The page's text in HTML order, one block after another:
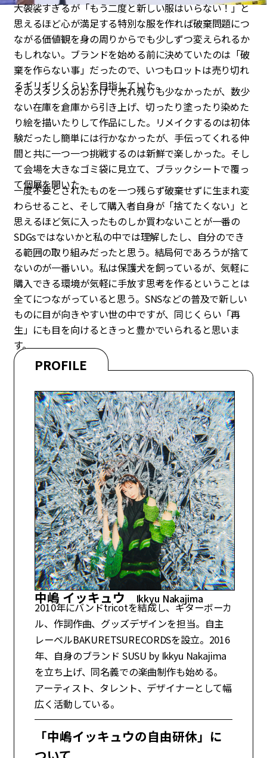
大袈裟すぎるが「もう二度と新しい服はいらない！」と
思えるほど心が満足する特別な服を作れば破棄問題につ
ながる価値観を身の周りからでも少しずつ変えられるか
もしれない。ブランドを始める前に決めていたのは「破
棄を作らない事」だったので、いつもロットは売り切れ
るギリギリくらいを目指していた。
そのスタンスのおかげで売れ残りも少なかったが、数少
ない在庫を倉庫から引き上げ、切ったり塗ったり染めた
り絵を描いたりして作品にした。リメイクするのは初体
験だったし簡単には行かなかったが、手伝ってくれる仲
間と共に一つ一つ挑戦するのは新鮮で楽しかった。そし
て会場を大きなゴミ袋に見立て、ブラックシートで覆っ
て個展を開いた。
一度不要とされたものを一つ残らず破棄せずに生まれ変
わらせること、そして購入者自身が「捨てたくない」と
思えるほど気に入ったものしか買わないことが一番の
SDGsではないかと私の中では理解したし、自分のでき
る範囲の取り組みだったと思う。結局何であろうが捨て
ないのが一番いい。私は保護犬を飼っているが、気軽に
購入できる環境が気軽に手放す思考を作るということは
全てにつながっていると思う。SNSなどの普及で新しい
ものに目が向きやすい世の中ですが、同じくらい「再
生」にも目を向けるときっと豊かでいられると思いま
す。
PROFILE
中嶋 イッキュウ Ikkyu Nakajima
2010年にバンドtricotを結成し、ギターボーカ
ル、作詞作曲、グッズデザインを担当。自主
レーベルBAKURETSURECORDSを設立。2016
年、自身のブランド SUSU by Ikkyu Nakajima
を立ち上げ、同名義での楽曲制作も始める。
アーティスト、タレント、デザイナーとして幅
広く活動している。
「中嶋イッキュウの自由研休」に